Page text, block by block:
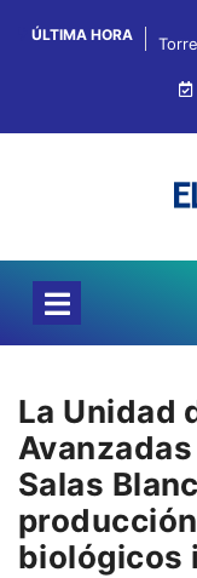
ÚLTIMA HORA
La Unidad
Salas
biológicos